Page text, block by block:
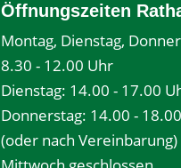
Öffnungszeiten
Montag, Dienstag,
8.30 - 12.00 Uhr
Dienstag: 14.00 - 17.00
Donnerstag: 14.00 -
(oder nach Vereinbarung)